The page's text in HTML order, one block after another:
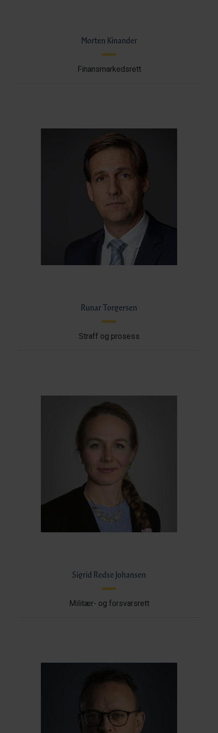
Morten Kinander
Finansmarkedsrett
Runar Torgersen
Straff og prosess
Sigrid Redse Johansen
Militær- og forsvarsrett